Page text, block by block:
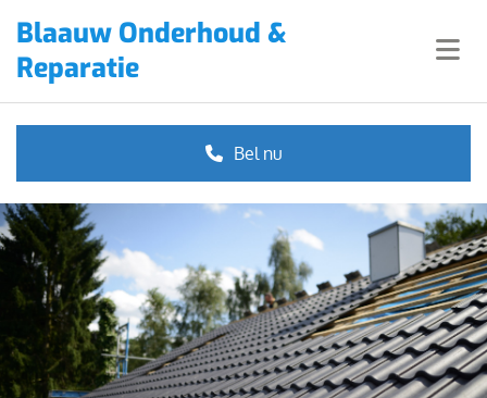
Blaauw Onderhoud &
Reparatie
Bel nu